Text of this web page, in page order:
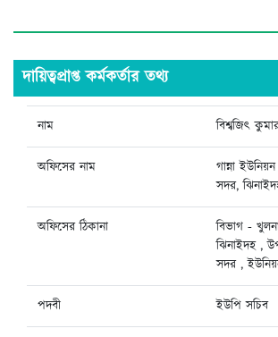
দায়িত্বপ্রাপ্ত কর্মকর্তার তথ্য
নাম বিশ্বজিৎ
অফিসের নাম
গান্না
সদর,
অফিসের ঠিকানা
বিভাগ -
ঝিনাইদহ ,
সদর ,
পদবী ইউপি সচিব